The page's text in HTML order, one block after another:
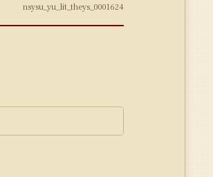
nsysu_yu_lit_theys_0001624